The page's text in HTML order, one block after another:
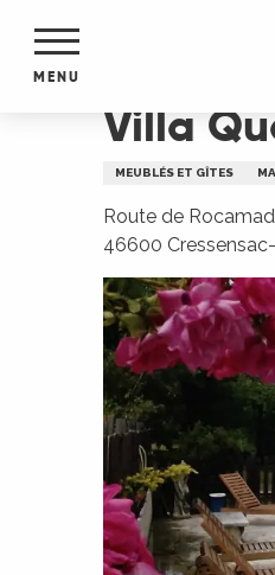
contenu
MENU
Villa
MEUBLÉS ET GÎTES
Route de
46600